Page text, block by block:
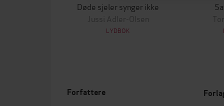
Døde sjeler synger ikke
Jussi Adler-Olsen
LYDBOK
Forfattere